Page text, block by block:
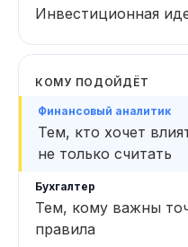
Инвестиционная
КОМУ ПОДОЙДЁТ
Тем, кто хочет
не только считать
Тем, кому важны
правила